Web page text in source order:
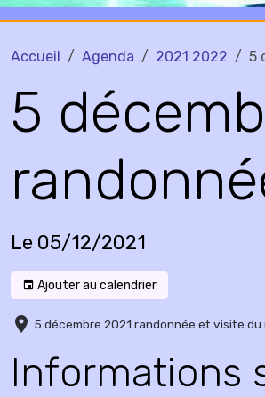
Accueil Agenda 2021 2022 5
5
Le 05/12/2021
Ajouter au calendrier
5 décembre 2021 randonnée et visite du
Informations